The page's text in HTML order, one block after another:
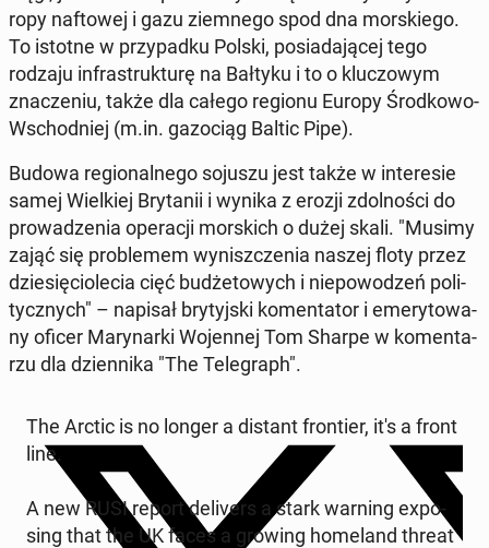
ropy naf­to­wej i gazu ziem­ne­go spod dna mor­skie­go.
To istotne w przy­pad­ku Polski, po­sia­da­ją­cej tego
rodzaju in­fra­struk­tu­rę na Bałtyku i to o klu­czo­wym
zna­cze­niu, także dla całego regionu Europy Środ­ko­wo-
Wschod­niej (m.in. ga­zo­ciąg Baltic Pipe).
Budowa re­gio­nal­ne­go sojuszu jest także w in­te­re­sie
samej Wiel­kiej Bry­ta­nii i wynika z erozji zdol­no­ści do
pro­wa­dze­nia ope­ra­cji mor­skich o dużej skali. "Musimy
zająć się pro­ble­mem wy­nisz­cze­nia naszej floty przez
dzie­się­cio­le­cia cięć bu­dże­to­wych i nie­po­wo­dzeń po­li­
tycz­nych" – napisał bry­tyj­ski ko­men­ta­tor i eme­ry­to­wa­
ny oficer Ma­ry­nar­ki Wo­jen­nej Tom Sharpe w ko­men­ta­
rzu dla dzien­ni­ka "The Te­le­graph".
The Arctic is no longer a distant fron­tier, it's a front
line.
A new RUSI report de­li­vers a stark warning expo­
sing that the UK faces a growing ho­me­land threat